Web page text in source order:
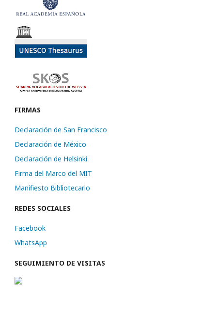
FIRMAS
Declaración de San Francisco
Declaración de México
Declaración de Helsinki
Firma del Marco del MIT
Manifiesto Bibliotecario
REDES SOCIALES
Facebook
WhatsApp
SEGUIMIENTO DE VISITAS